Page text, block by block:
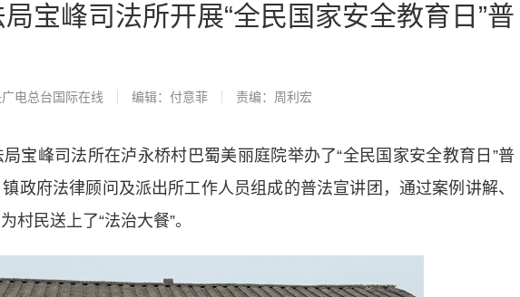
宝峰司法所开展“全民国家安全教育日”普
电总台国际在线 编辑：付意菲 责编：周利宏
峰司法所在泸永桥村巴蜀美丽庭院举办了“全民国家安全教育日”普
政府法律顾问及派出所工作人员组成的普法宣讲团，通过案例讲解、
村民送上了“法治大餐”。